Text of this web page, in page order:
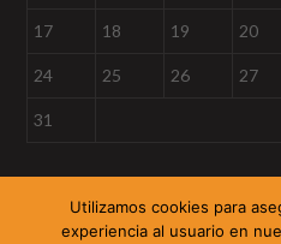
17 18 19 20
24 25 26 27
31
Utilizamos cookies para
experiencia al usuario en